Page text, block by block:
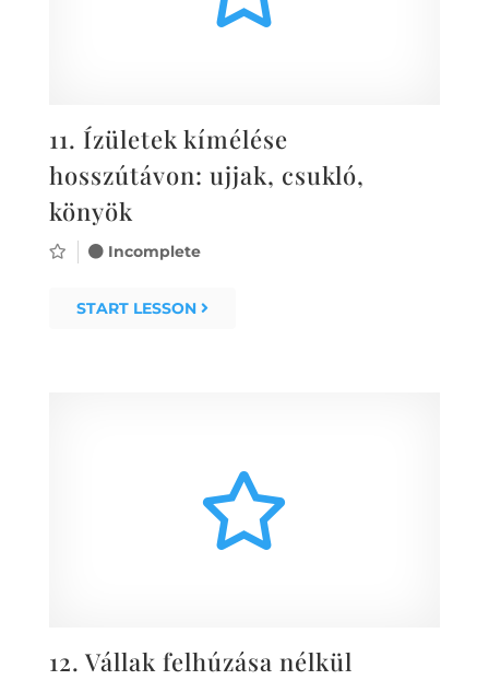
11. Ízületek kímélése
hosszútávon: ujjak, csukló,
könyök
Incomplete
START LESSON
12. Vállak felhúzása nélkül